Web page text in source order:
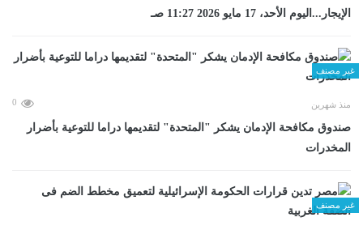
الإيجار...اليوم الأحد، 17 مايو 2026 11:27 صـ
غير مصنف
منذ شهرين 0
صندوق مكافحة الإدمان يشكر "المتحدة" لتقديمها دراما للتوعية بأضرار
المخدرات
غير مصنف